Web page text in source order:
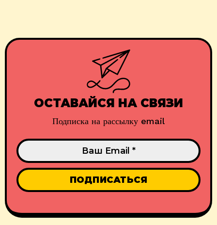
ОСТАВАЙСЯ НА СВЯЗИ
Подписка на рассылку email